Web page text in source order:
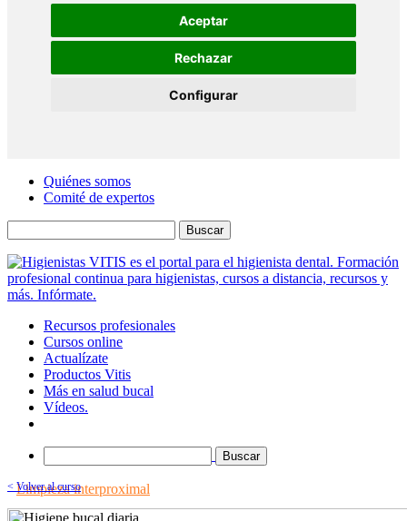
Aceptar
Rechazar
Configurar
Quiénes somos
Comité de expertos
Buscar
Recursos profesionales
Cursos online
Actualízate
Productos Vitis
Más en salud bucal
Vídeos.
Buscar
< Volver al curso
Limpieza interproximal